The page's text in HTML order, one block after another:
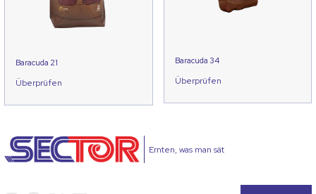
Baracuda 21
Überprüfen
Baracuda 34
Überprüfen
Ernten, was man sät